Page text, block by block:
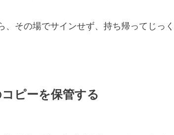
、その場でサインせず、持ち帰ってじっ
ピーを保管する